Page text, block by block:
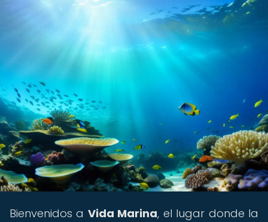
Bienvenidos a Vida Marina, el lugar donde la